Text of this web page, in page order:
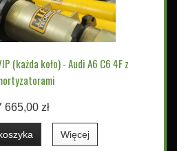
(każda koło) - Audi A6 C6 4F z
665,00 zł
Więcej